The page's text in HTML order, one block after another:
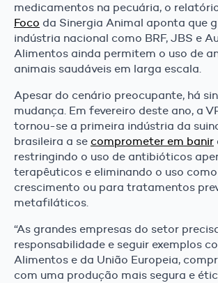
medicamentos na pecuária, o
Foco da Sinergia Animal aponta que
indústria nacional como BRF, JBS e
Alimentos ainda permitem o uso de
animais saudáveis em larga escala.
Apesar do cenário preocupante, há
mudança. Em fevereiro deste ano, a
tornou-se a primeira indústria da
brasileira a se comprometer em banir
restringindo o uso de antibióticos
terapêuticos e eliminando o uso
crescimento ou para tratamentos
metafiláticos.
“As grandes empresas do setor
responsabilidade e seguir exemplos
Alimentos e da União Europeia,
com uma produção mais segura e